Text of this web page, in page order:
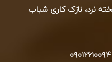
نرد، نازک کاری شباب